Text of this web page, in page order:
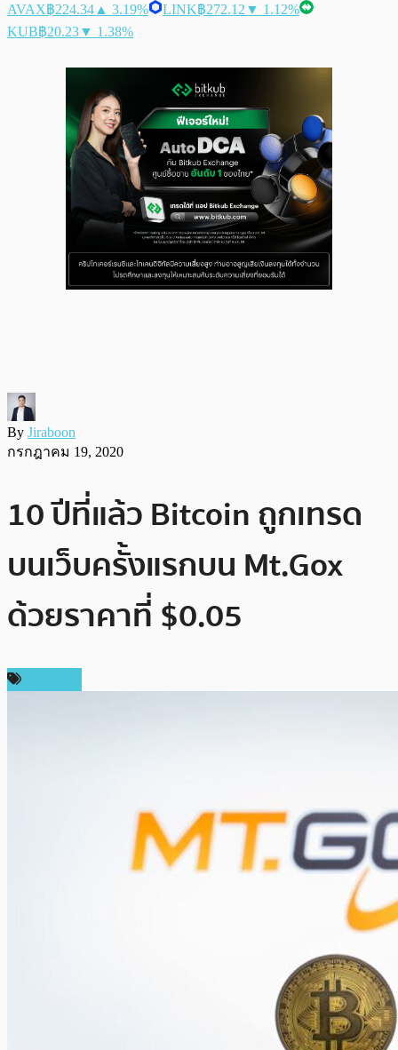
AVAX฿224.34 ▲ 3.19% LINK฿272.12 ▼ 1.12%
KUB฿20.23▼ 1.38%
By Jiraboon
กรกฎาคม 19, 2020
10 ปีที่แล้ว Bitcoin ถูกเทรด
บนเว็บครั้งแรกบน Mt.Gox
ด้วยราคาที่ $0.05